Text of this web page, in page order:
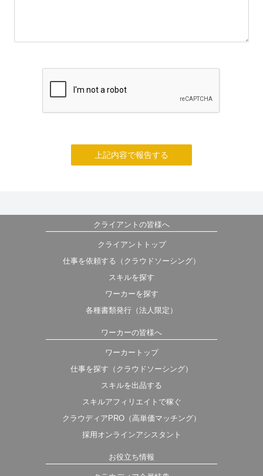
上記内容で報告する
クライアントの皆様へ
クライアントトップ
仕事を依頼する（クラウドソーシング）
スキルを探す
ワーカーを探す
各種書類発行（法人限定）
ワーカーの皆様へ
ワーカートップ
仕事を探す（クラウドソーシング）
スキルを出品する
スキルアフィリエイトで稼ぐ
クラウディアPRO（高単価マッチング）
採用オンラインアシスタント
お役立ち情報